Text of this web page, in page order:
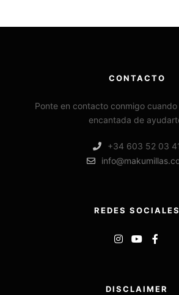
CONTACTO
Ponte en contacto conmigo
encantada de
+34 603 52 03
REDES SOCIALES
DISCLAIMER